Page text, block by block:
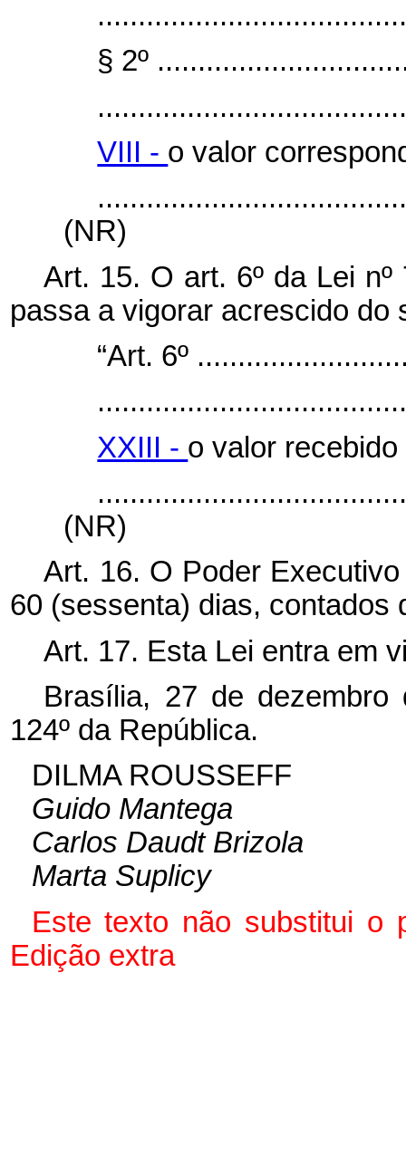
§ 2º
VIII - o valor
(NR)
Art. 15. O art. 6º da Lei
passa a vigorar acrescido do
“Art. 6º
XXIII - o valor
(NR)
Art. 16. O Poder
60 (sessenta) dias, contados
Art. 17. Esta Lei entra em
Brasília, 27 de dezembro
124º da República.
DILMA ROUSSEFF
Guido Mantega
Carlos Daudt Brizola
Marta Suplicy
Este texto não substitui o
Edição extra